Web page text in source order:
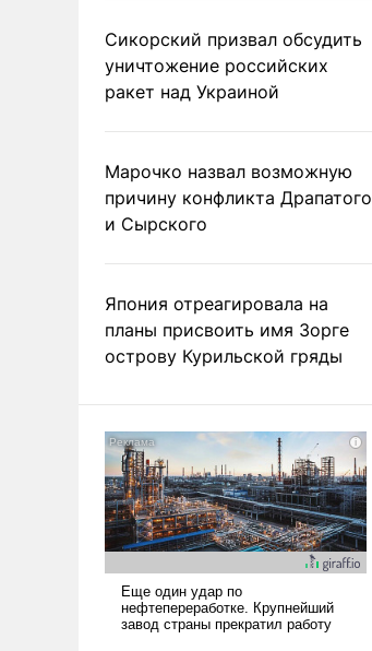
Сикорский призвал обсудить
уничтожение российских
ракет над Украиной
Марочко назвал возможную
причину конфликта Драпатого
и Сырского
Япония отреагировала на
планы присвоить имя Зорге
острову Курильской гряды